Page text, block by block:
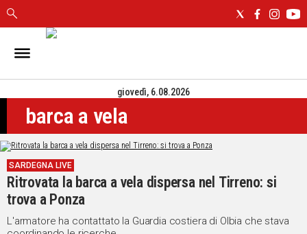
IN
CAGLIARI
SASSARI
NUORO
ORISTANO
SULCIS
GALLURA
OGLIASTRA
MEDIO
giovedì, 6.08.2026
barca a vela
SARDEGNA LIVE
Ritrovata la barca a vela dispersa nel Tirreno: si
trova a Ponza
L'armatore ha contattato la Guardia costiera di Olbia che stava